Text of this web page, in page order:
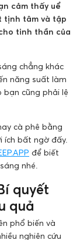
cảm thấy uể
tịnh tâm và tập
tinh thần của
chẳng khác
năng suất làm
bạn cũng phải lệ
cà phê bằng
ích bất ngờ đấy.
để biết
nhé.
quyết
quả
phổ biến và
nghiên cứu